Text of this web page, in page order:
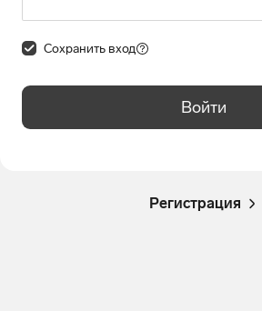
Сохранить вход
Войти
Регистрация